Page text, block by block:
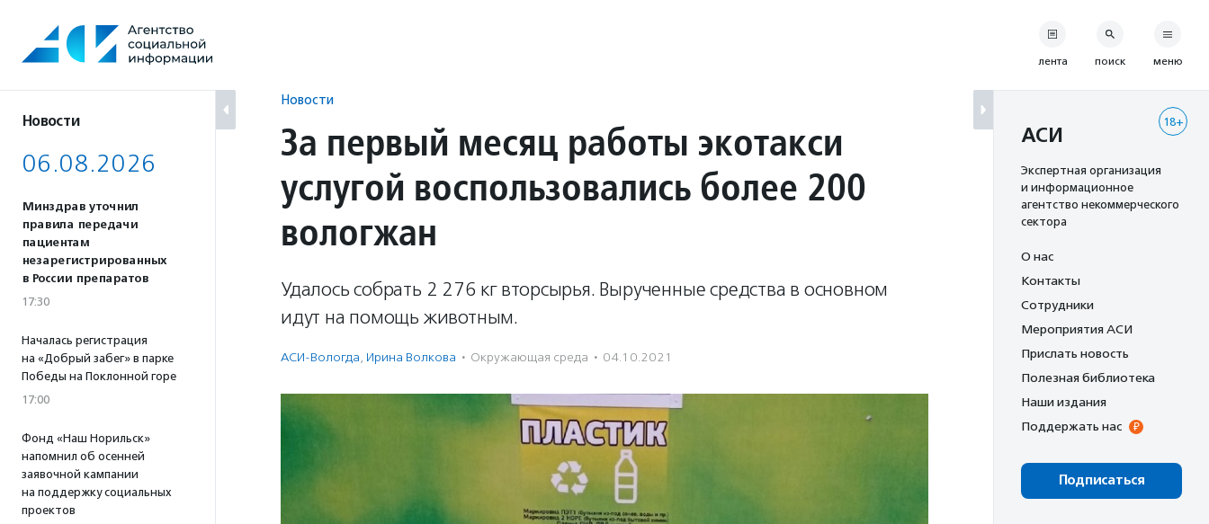
содержанию
Новости
06.08.2026
Минздрав уточнил
правила передачи
пациентам
незарегистрированных
в России препаратов
17:30
Началась регистрация
на «Добрый забег» в парке
Победы на Поклонной горе
17:00
Фонд «Наш Норильск»
напомнил об осенней
заявочной кампании
на поддержку социальных
проектов
Новости
За первый месяц работы экотакси
услугой воспользовались более 200
вологжан
Удалось собрать 2 276 кг вторсырья. Вырученные средства в основном
идут на помощь животным.
АСИ-Вологда, Ирина Волкова · Окружающая среда · 04.10.2021
лента поиск меню
18+
АСИ
Экспертная организация
и информационное
агентство некоммерческого
сектора
О нас
Контакты
Сотрудники
Мероприятия АСИ
Прислать новость
Полезная библиотека
Наши издания
Поддержать нас
Подписаться